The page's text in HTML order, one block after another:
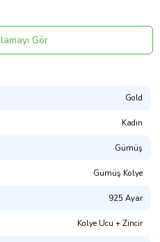
rutubetsiz ve hava almayan
dolma yanlış bilgiler ile
tecrübe ürün ve hizmet
şık ürünlerimiz aynı
dileriz………
Gör
Gold
Kadın
Gümüş
Gümüş Kolye
925 Ayar
Kolye Ucu + Zincir